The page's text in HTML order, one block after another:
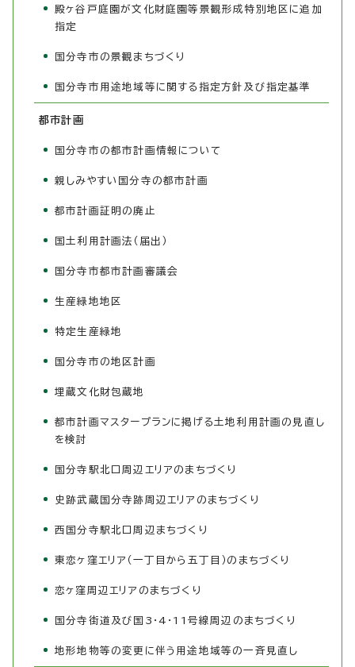
殿ヶ谷戸庭園が文化財庭園等景観形成特別地区に追加
指定
国分寺市の景観まちづくり
国分寺市用途地域等に関する指定方針及び指定基準
都市計画
国分寺市の都市計画情報について
親しみやすい国分寺の都市計画
都市計画証明の廃止
国土利用計画法（届出）
国分寺市都市計画審議会
生産緑地地区
特定生産緑地
国分寺市の地区計画
埋蔵文化財包蔵地
都市計画マスタープランに掲げる土地利用計画の見直し
を検討
国分寺駅北口周辺エリアのまちづくり
史跡武蔵国分寺跡周辺エリアのまちづくり
西国分寺駅北口周辺まちづくり
東恋ヶ窪エリア（一丁目から五丁目）のまちづくり
恋ヶ窪周辺エリアのまちづくり
国分寺街道及び国3・4・11号線周辺のまちづくり
地形地物等の変更に伴う用途地域等の一斉見直し